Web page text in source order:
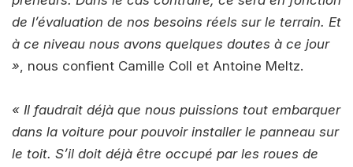
de l’évaluation de nos besoins réels sur le terrain. Et
à ce niveau nous avons quelques doutes à ce jour
», nous confient Camille Coll et Antoine Meltz.
« Il faudrait déjà que nous puissions tout embarquer
dans la voiture pour pouvoir installer le panneau sur
le toit. S’il doit déjà être occupé par les roues de